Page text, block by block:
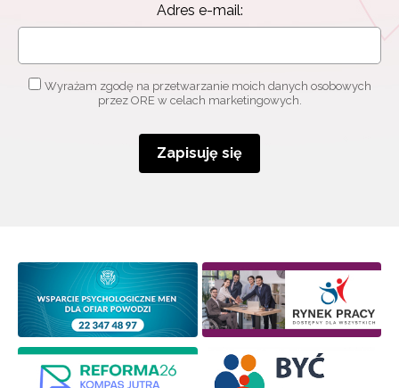
Adres e-mail:
Wyrażam zgodę na przetwarzanie moich danych osobowych
przez ORE w celach marketingowych.
Zapisuję się